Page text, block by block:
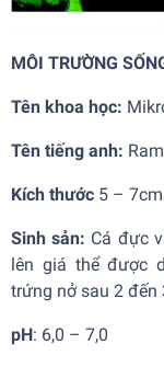
MÔI TRƯỜNG
Tên khoa học:
Tên tiếng anh:
Kích thước 5 – 7cm
Sinh sản: Cá đực
lên giá thể được
trứng nở sau 2 đến
pH: 6,0 – 7,0